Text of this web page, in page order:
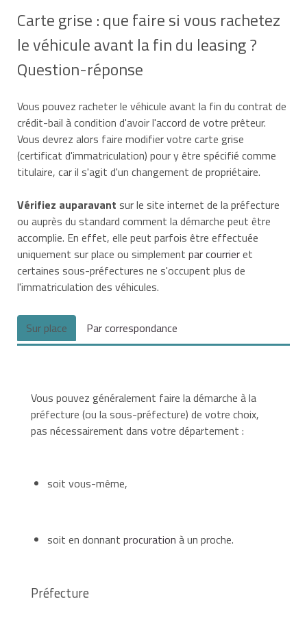
Carte grise : que faire si vous rachetez
le véhicule avant la fin du leasing ?
Question-réponse
Vous pouvez racheter le véhicule avant la fin du contrat de
crédit-bail à condition d'avoir l'accord de votre prêteur.
Vous devrez alors faire modifier votre carte grise
(certificat d'immatriculation) pour y être spécifié comme
titulaire, car il s'agit d'un changement de propriétaire.
Vérifiez auparavant sur le site internet de la préfecture
ou auprès du standard comment la démarche peut être
accomplie. En effet, elle peut parfois être effectuée
uniquement sur place ou simplement par courrieret
certaines sous-préfectures ne s'occupent plus de
l'immatriculation des véhicules.
Sur place Par correspondance
Vous pouvez généralement faire la démarche à la
préfecture (ou la sous-préfecture) de votre choix,
pas nécessairement dans votre département :
soit vous-même,
soit en donnant procuration à un proche.
Préfecture